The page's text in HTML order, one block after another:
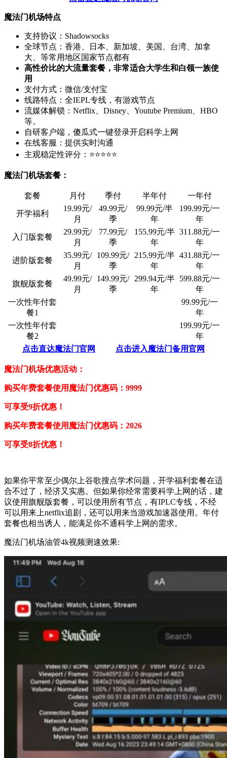
魔法门机场特点
支持协议：Shadowsocks
全球节点：香港、日本、新加坡、美国、台湾、加拿
大、等常用地区国家节点都有
高性价比的大流量套餐，非常适合大学生和白领一族使
用
支付方式：微信/支付宝
线路特点：全IEPL专线，有游戏节点
流媒体解锁：Netflix、Disney、Youtube Premium、HBO
等。
自研客户端，傻瓜式一键登录开启科学上网
在线客服：提供实时沟通
主观稳定性评分：⭐⭐⭐⭐⭐
魔法门机场套餐：
套餐 月付 季付 半年付 一年付
开学福利
19.99元/
月
49.99元/
季
99.99元/半
年
199.99元/一
年
入门版套餐
29.99元/
月
77.99元/
季
155.99元/半
年
311.88元/一
年
进阶版套餐
35.99元/
月
109.99元/
季
215.99元/半
年
431.88元/一
年
旗舰版套餐
49.99元/
月
149.99元/
季
299.94元/半
年
599.88元/一
年
一次性年付套
餐1
99.99元/一
年
一次性年付套
餐2
199.99元/一
年
点击直达魔法门官网
点击进入魔法门备用官网
魔法门机场优惠活动：
购买年费套餐使用魔法门优惠码：9999
可享受9折优惠！
购买年费套餐使用魔法门优惠码：2026
可享受8折优惠！
如果你平常至少偶尔上谷歌搜点学术问题，开学福利套餐在适
合不过了，经济又实惠。但如果你经常需要科学上网的话，建
议使用旗舰版套餐，可以使用所有节点，有IPLC专线，不经
可以用来上netflix追剧，还可以用来当游戏加速器使用。年付
套餐也相当诱人，能满足你不通科学上网的需求。
魔法门机场油管4k视频测速效果: